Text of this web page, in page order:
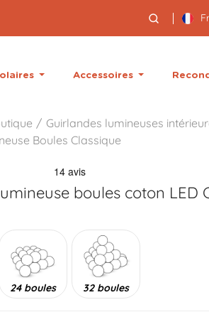
Accessoires
Guirlandes lumineuses
Boules Classique
boules coton LED
24 boules 32 boules